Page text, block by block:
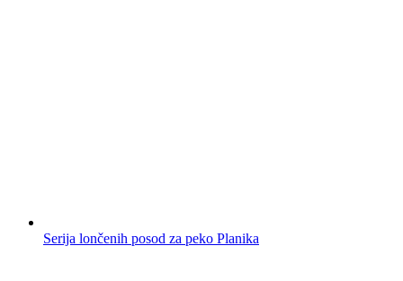
Serija lončenih posod za peko Planika